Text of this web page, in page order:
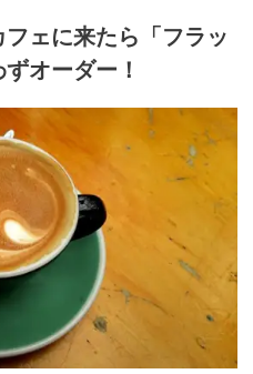
ェに来たら「フラッ
オーダー！